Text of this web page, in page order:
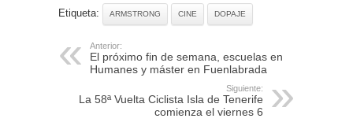
Etiqueta: ARMSTRONG CINE DOPAJE
Anterior:
El próximo fin de semana, escuelas en
Humanes y máster en Fuenlabrada
Siguiente:
La 58ª Vuelta Ciclista Isla de Tenerife
comienza el viernes 6